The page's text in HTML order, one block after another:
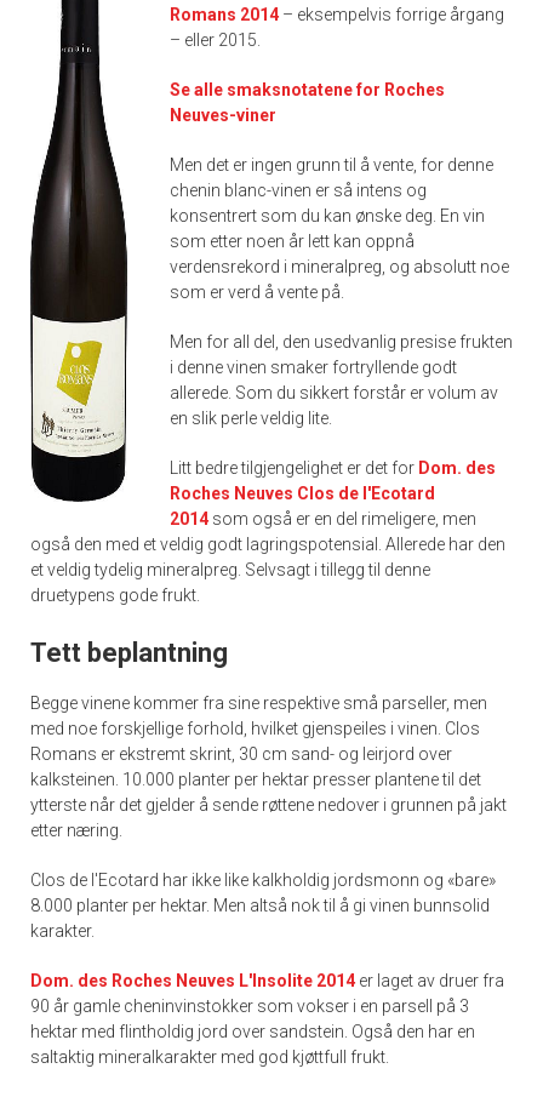
Romans 2014 – eksempelvis forrige årgang
– eller 2015.
Se alle smaksnotatene for Roches
Neuves-viner
Men det er ingen grunn til å vente, for denne
chenin blanc-vinen er så intens og
konsentrert som du kan ønske deg. En vin
som etter noen år lett kan oppnå
verdensrekord i mineralpreg, og absolutt noe
som er verd å vente på.
Men for all del, den usedvanlig presise frukten
i denne vinen smaker fortryllende godt
allerede. Som du sikkert forstår er volum av
en slik perle veldig lite.
Litt bedre tilgjengelighet er det for Dom. des
Roches Neuves Clos de l'Ecotard
2014som også er en del rimeligere, men
også den med et veldig godt lagringspotensial. Allerede har den
et veldig tydelig mineralpreg. Selvsagt i tillegg til denne
druetypens gode frukt.
Tett beplantning
Begge vinene kommer fra sine respektive små parseller, men
med noe forskjellige forhold, hvilket gjenspeiles i vinen. Clos
Romans er ekstremt skrint, 30 cm sand- og leirjord over
kalksteinen. 10.000 planter per hektar presser plantene til det
ytterste når det gjelder å sende røttene nedover i grunnen på jakt
etter næring.
Clos de l'Ecotard har ikke like kalkholdig jordsmonn og «bare»
8.000 planter per hektar. Men altså nok til å gi vinen bunnsolid
karakter.
Dom. des Roches Neuves L'Insolite 2014 er laget av druer fra
90 år gamle cheninvinstokker som vokser i en parsell på 3
hektar med flintholdig jord over sandstein. Også den har en
saltaktig mineralkarakter med god kjøttfull frukt.